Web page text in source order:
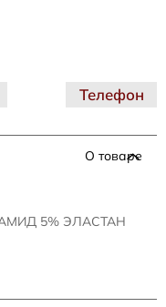
О товаре
5% ЭЛАСТАН
Телефон